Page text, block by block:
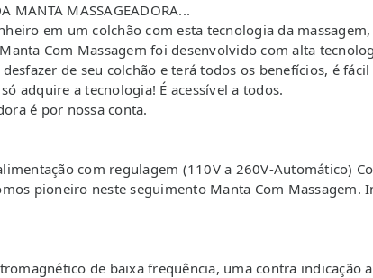
MANTA MASSAGEADORA...
em um colchão com esta tecnologia da
Com Massagem foi desenvolvido com alta
de seu colchão e terá todos os benefícios, é
adquire a tecnologia! É acessível a todos.
é por nossa conta.
com regulagem (110V a 260V-Automático)
pioneiro neste seguimento Manta Com Massagem.
de baixa frequência, uma contra indicação